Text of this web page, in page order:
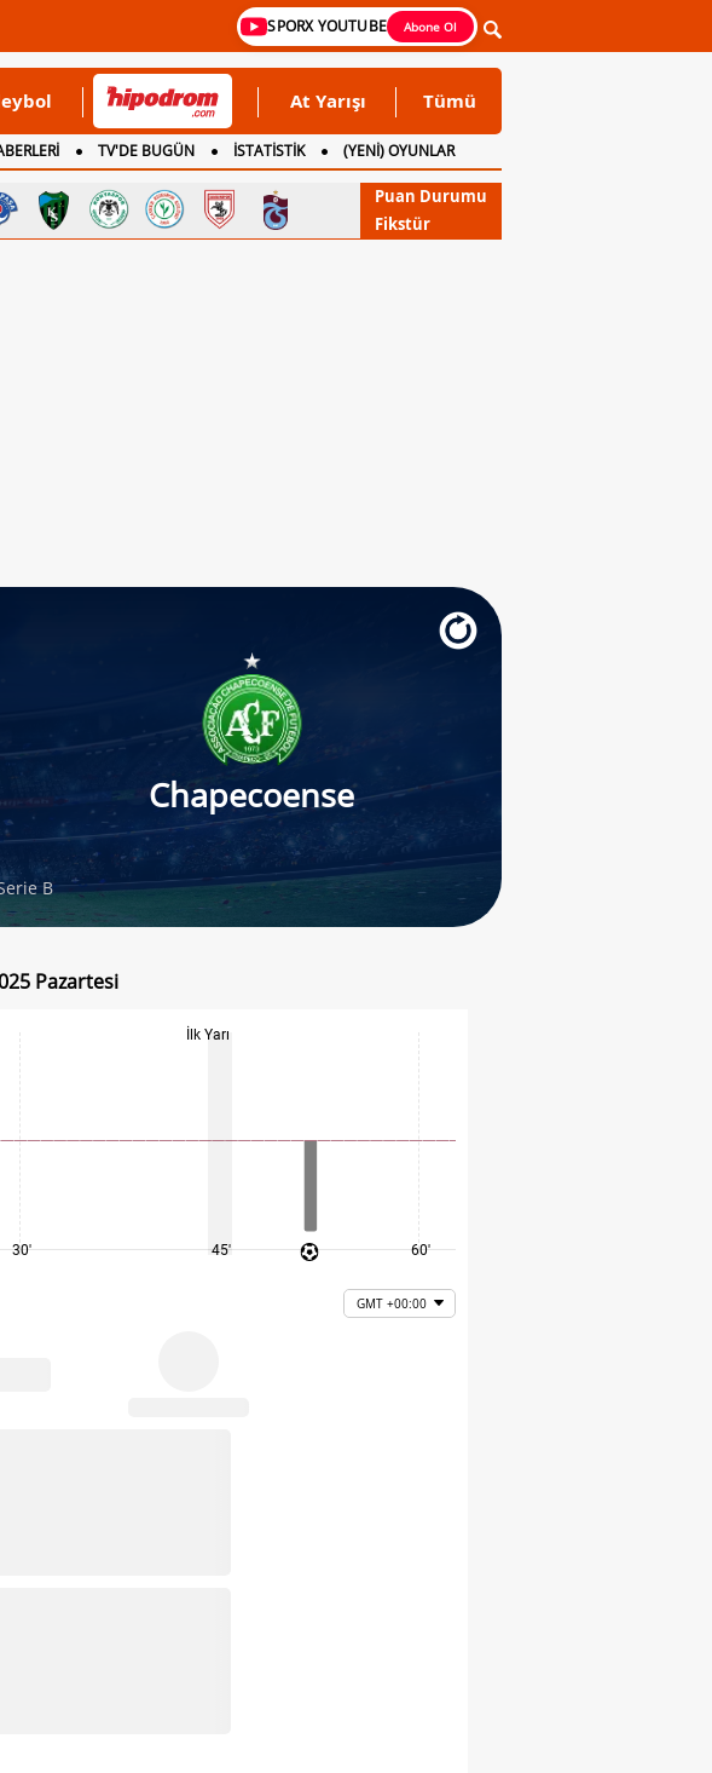
SPORX YOUTUBE Abone Ol
At Yarışı Tümü
TV'DE BUGÜN İSTATİSTİK
(YENİ) OYUNLAR
Puan Durumu
Fikstür
Chapecoense
B
Pazartesi
30'
İlk Yarı
45' 60'
GMT +00:00